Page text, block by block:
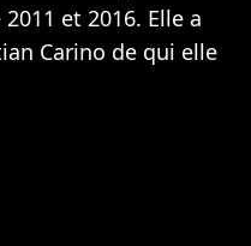
et 2016. Elle a
Carino de qui elle